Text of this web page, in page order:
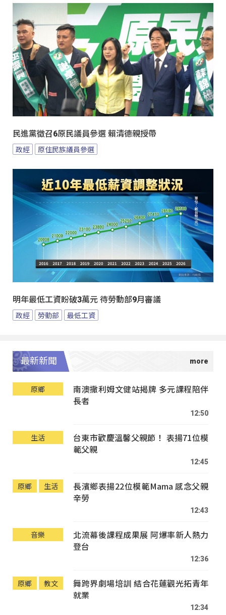
民進黨徵召6原民議員參選 賴清德親授帶
政經 原住民族議員參選
明年最低工資盼破3萬元 待勞動部9月審議
政經 勞動部 最低工資
最新新聞
原鄉
南澳撒利姆文健站揭牌 多元課程陪伴
長者
12:50
生活
台東市歡慶溫馨父親節！ 表揚71位模
範父親
12:45
原鄉 生活
長濱鄉表揚22位模範Mama 感念父親
辛勞
12:43
音樂
北流幕後課程成果展 阿爆率新人熱力
登台
12:36
原鄉 教文
舞跨界劇場培訓 結合花蓮觀光拓青年
就業
12:34